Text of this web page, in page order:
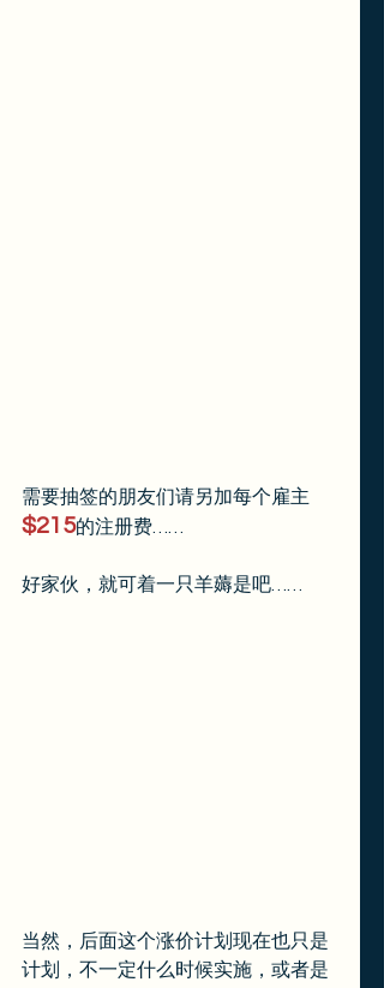
需要抽签的朋友们请另加每个雇主
$215的注册费……
好家伙，就可着一只羊薅是吧……
当然，后面这个涨价计划现在也只是
计划，不一定什么时候实施，或者是